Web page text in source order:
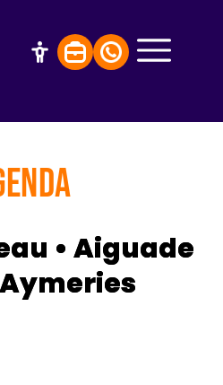
• Aiguade